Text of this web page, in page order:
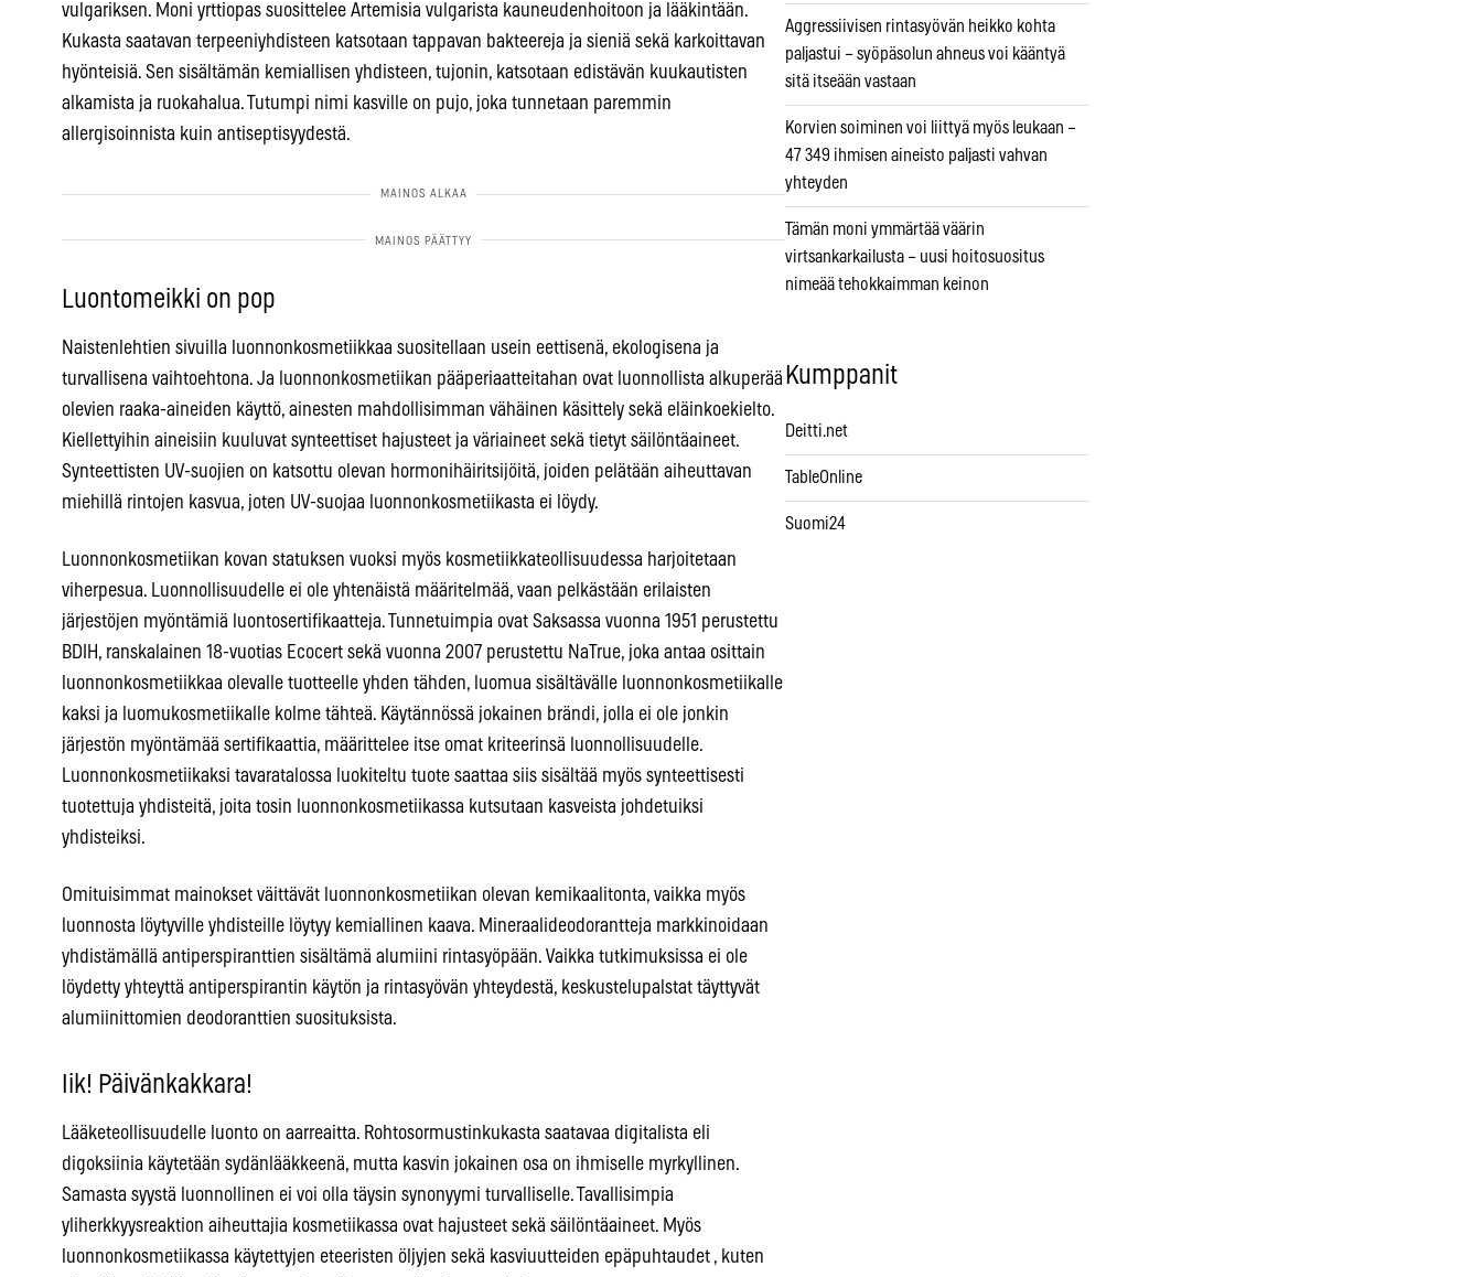
vulgariksen. Moni yrttiopas suosittelee Artemisia vulgarista kauneudenhoitoon ja lääkintään.
Kukasta saatavan terpeeniyhdisteen katsotaan tappavan bakteereja ja sieniä sekä karkoittavan
hyönteisiä. Sen sisältämän kemiallisen yhdisteen, tujonin, katsotaan edistävän kuukautisten
alkamista ja ruokahalua. Tutumpi nimi kasville on pujo, joka tunnetaan paremmin
allergisoinnista kuin antiseptisyydestä.
Luontomeikki on pop
Naistenlehtien sivuilla luonnonkosmetiikkaa suositellaan usein eettisenä, ekologisena ja
turvallisena vaihtoehtona. Ja luonnonkosmetiikan pääperiaatteitahan ovat luonnollista alkuperää
olevien raaka-aineiden käyttö, ainesten mahdollisimman vähäinen käsittely sekä eläinkoekielto.
Kiellettyihin aineisiin kuuluvat synteettiset hajusteet ja väriaineet sekä tietyt säilöntäaineet.
Synteettisten UV-suojien on katsottu olevan hormonihäiritsijöitä, joiden pelätään aiheuttavan
miehillä rintojen kasvua, joten UV-suojaa luonnonkosmetiikasta ei löydy.
Luonnonkosmetiikan kovan statuksen vuoksi myös kosmetiikkateollisuudessa harjoitetaan
viherpesua. Luonnollisuudelle ei ole yhtenäistä määritelmää, vaan pelkästään erilaisten
järjestöjen myöntämiä luontosertifikaatteja. Tunnetuimpia ovat Saksassa vuonna 1951 perustettu
BDIH, ranskalainen 18-vuotias Ecocert sekä vuonna 2007 perustettu NaTrue, joka antaa osittain
luonnonkosmetiikkaa olevalle tuotteelle yhden tähden, luomua sisältävälle luonnonkosmetiikalle
kaksi ja luomukosmetiikalle kolme tähteä. Käytännössä jokainen brändi, jolla ei ole jonkin
järjestön myöntämää sertifikaattia, määrittelee itse omat kriteerinsä luonnollisuudelle.
Luonnonkosmetiikaksi tavaratalossa luokiteltu tuote saattaa siis sisältää myös synteettisesti
tuotettuja yhdisteitä, joita tosin luonnonkosmetiikassa kutsutaan kasveista johdetuiksi
yhdisteiksi.
Omituisimmat mainokset väittävät luonnonkosmetiikan olevan kemikaalitonta, vaikka myös
luonnosta löytyville yhdisteille löytyy kemiallinen kaava. Mineraalideodorantteja markkinoidaan
yhdistämällä antiperspiranttien sisältämä alumiini rintasyöpään. Vaikka tutkimuksissa ei ole
löydetty yhteyttä antiperspirantin käytön ja rintasyövän yhteydestä, keskustelupalstat täyttyvät
alumiinittomien deodoranttien suosituksista.
Iik! Päivänkakkara!
Lääketeollisuudelle luonto on aarreaitta. Rohtosormustinkukasta saatavaa digitalista eli
digoksiinia käytetään sydänlääkkeenä, mutta kasvin jokainen osa on ihmiselle myrkyllinen.
Samasta syystä luonnollinen ei voi olla täysin synonyymi turvalliselle. Tavallisimpia
yliherkkyysreaktion aiheuttajia kosmetiikassa ovat hajusteet sekä säilöntäaineet. Myös
luonnonkosmetiikassa käytettyjen eteeristen öljyjen sekä kasviuutteiden epäpuhtaudet , kuten
Aggressiivisen rintasyövän heikko kohta
paljastui – syöpäsolun ahneus voi kääntyä
sitä itseään vastaan
Korvien soiminen voi liittyä myös leukaan –
47 349 ihmisen aineisto paljasti vahvan
yhteyden
Tämän moni ymmärtää väärin
virtsankarkailusta – uusi hoitosuositus
nimeää tehokkaimman keinon
Kumppanit
Deitti.net
TableOnline
Suomi24